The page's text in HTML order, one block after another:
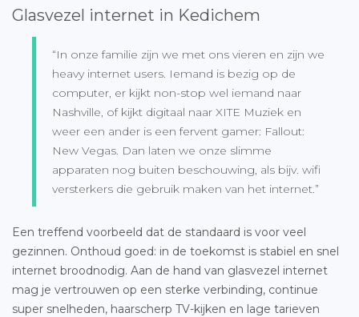
Glasvezel internet in Kedichem
“In onze familie zijn we met ons vieren en zijn we
heavy internet users. Iemand is bezig op de
computer, er kijkt non-stop wel iemand naar
Nashville, of kijkt digitaal naar XITE Muziek en
weer een ander is een fervent gamer: Fallout:
New Vegas. Dan laten we onze slimme
apparaten nog buiten beschouwing, als bijv. wifi
versterkers die gebruik maken van het internet.”
Een treffend voorbeeld dat de standaard is voor veel
gezinnen. Onthoud goed: in de toekomst is stabiel en snel
internet broodnodig. Aan de hand van glasvezel internet
mag je vertrouwen op een sterke verbinding, continue
super snelheden, haarscherp TV-kijken en lage tarieven